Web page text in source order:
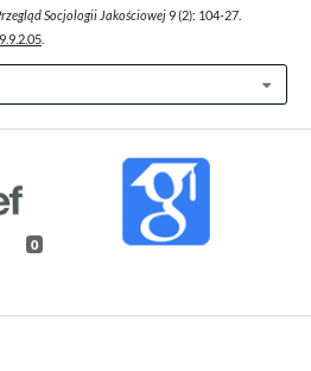
Socjologii Jakościowej9 (2): 104-27.
0